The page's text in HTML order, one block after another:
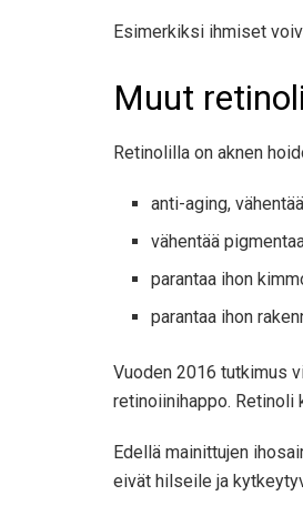
Esimerkiksi ihmiset
Muut
Retinolilla on aknen
anti-aging,
vähentää
parantaa ihon
parantaa ihon
Vuoden 2016 tutkimus
retinoiinihappo. Retinoli
Edellä mainittujen
eivät hilseile ja